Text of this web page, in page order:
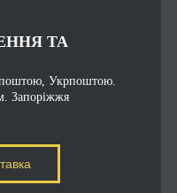
ТА
поштою, Укрпоштою.
Запоріжжя